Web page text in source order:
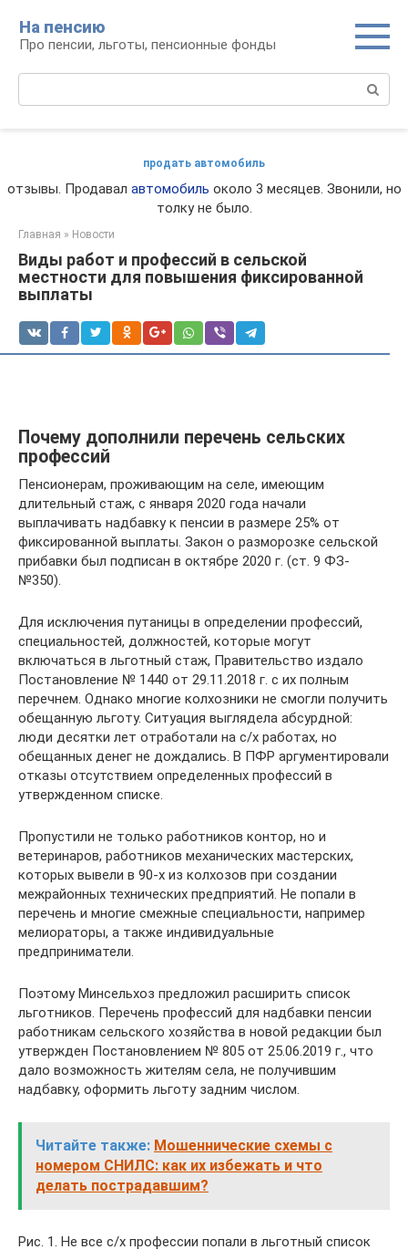
контенту
На пенсию
Про пенсии, льготы, пенсионные фонды
продать автомобиль
отзывы. Продавал автомобиль около 3 месяцев. Звонили, но
толку не было.
Главная » Новости
Виды работ и профессий в сельской
местности для повышения фиксированной
выплаты
Почему дополнили перечень сельских
профессий
Пенсионерам, проживающим на селе, имеющим
длительный стаж, с января 2020 года начали
выплачивать надбавку к пенсии в размере 25% от
фиксированной выплаты. Закон о разморозке сельской
прибавки был подписан в октябре 2020 г. (ст. 9 ФЗ-
№350).
Для исключения путаницы в определении профессий,
специальностей, должностей, которые могут
включаться в льготный стаж, Правительство издало
Постановление № 1440 от 29.11.2018 г. с их полным
перечнем. Однако многие колхозники не смогли получить
обещанную льготу. Ситуация выглядела абсурдной:
люди десятки лет отработали на с/х работах, но
обещанных денег не дождались. В ПФР аргументировали
отказы отсутствием определенных профессий в
утвержденном списке.
Пропустили не только работников контор, но и
ветеринаров, работников механических мастерских,
которых вывели в 90-х из колхозов при создании
межрайонных технических предприятий. Не попали в
перечень и многие смежные специальности, например
мелиораторы, а также индивидуальные
предприниматели.
Поэтому Минсельхоз предложил расширить список
льготников. Перечень профессий для надбавки пенсии
работникам сельского хозяйства в новой редакции был
утвержден Постановлением № 805 от 25.06.2019 г., что
дало возможность жителям села, не получившим
надбавку, оформить льготу задним числом.
Читайте также: Мошеннические схемы с
номером СНИЛС: как их избежать и что
делать пострадавшим?
Рис. 1. Не все с/х профессии попали в льготный список